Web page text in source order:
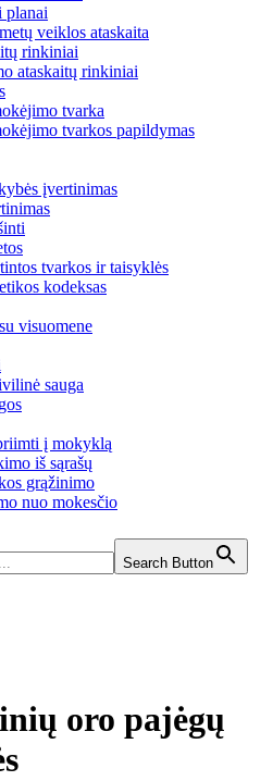
planai
veiklos ataskaita
rinkiniai
ataskaitų rinkiniai
tvarka
tvarkos papildymas
įvertinimas
tvarkos ir taisyklės
kodeksas
visuomene
sauga
į mokyklą
iš sąrašų
grąžinimo
nuo mokesčio
Search Button
oro pajėgų